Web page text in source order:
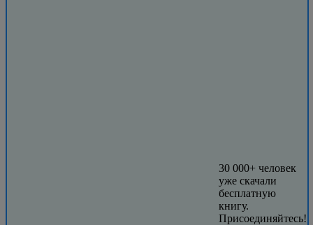
30 000+ человек
уже скачали
бесплатную
книгу.
Присоединяйтесь!